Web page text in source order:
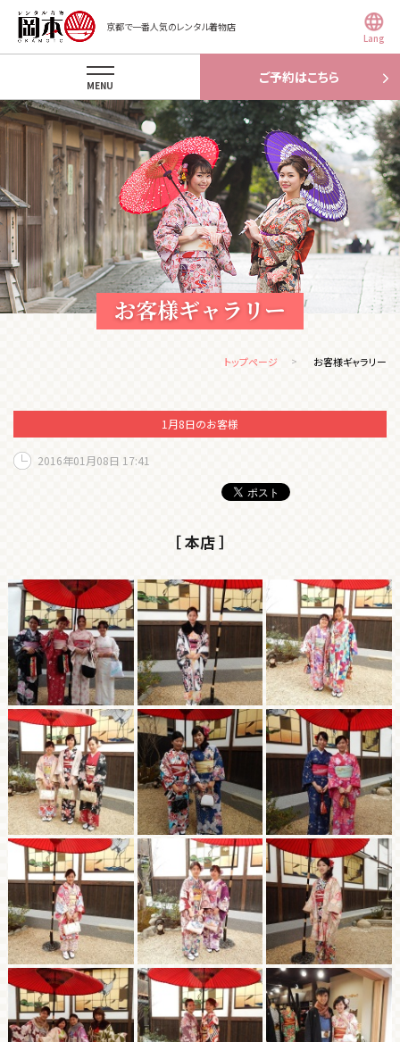
京都で一番人気のレンタル着物店
Lang
ご予約はこちら
MENU
お客様ギャラリー
トップページ お客様ギャラリー
1月8日のお客様
2016年01月08日 17:41
［ 本店 ］